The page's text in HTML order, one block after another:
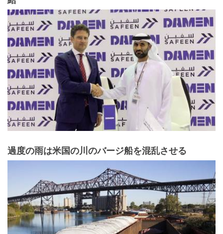
過度の雨は米国の川のバージ船を混乱させる